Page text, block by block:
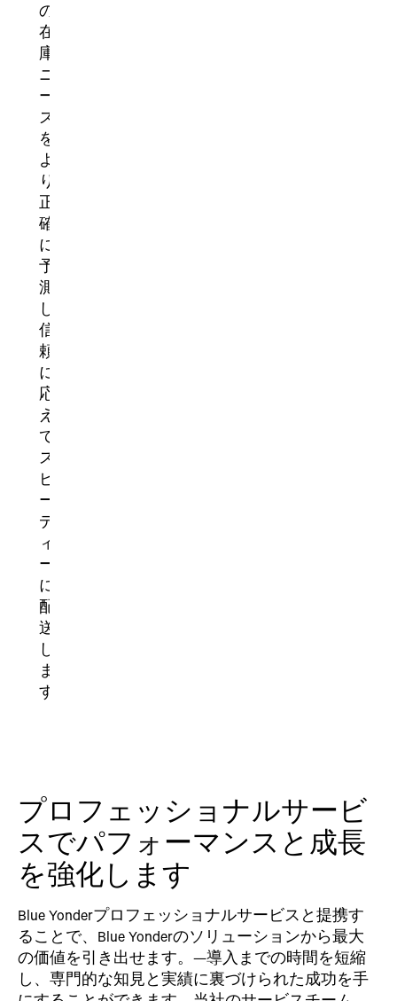
の
在
庫
ニ
ー
ズ
を
よ
り
正
確
に
予
測
し、
信
頼
に
応
え
て
ス
ピ
ー
デ
ィ
ー
に
配
送
し
ま
す。
プロフェッショナルサービ
スでパフォーマンスと成長
を強化します
Blue Yonderプロフェッショナルサービスと提携す
ることで、Blue Yonderのソリューションから最大
の価値を引き出せます。—導入までの時間を短縮
し、専門的な知見と実績に裏づけられた成功を手